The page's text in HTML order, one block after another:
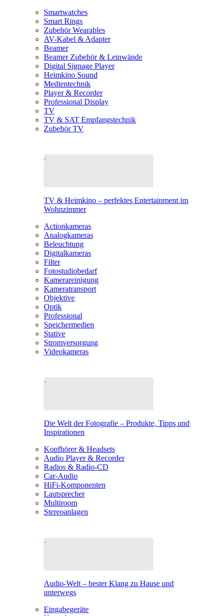
Smartwatches
Smart Rings
Zubehör Wearables
AV-Kabel & Adapter
Beamer
Beamer Zubehör & Leinwände
Digital Signage Player
Heimkino Sound
Medientechnik
Player & Recorder
Professional Display
TV
TV & SAT Empfangstechnik
Zubehör TV
TV & Heimkino – perfektes Entertainment im
Wohnzimmer
Actionkameras
Analogkameras
Beleuchtung
Digitalkameras
Filter
Fotostudiobedarf
Kamerareinigung
Kameratransport
Objektive
Optik
Professional
Speichermedien
Stative
Stromversorgung
Videokameras
Die Welt der Fotografie – Produkte, Tipps und
Inspirationen
Kopfhörer & Headsets
Audio Player & Recorder
Radios & Radio-CD
Car-Audio
HiFi-Komponenten
Lautsprecher
Multiroom
Stereoanlagen
Audio-Welt – bester Klang zu Hause und
unterwegs
Eingabegeräte